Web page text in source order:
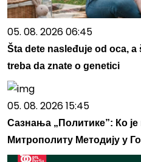
05. 08. 2026 06:45
Šta dete nasleđuje od oca, a
treba da znate o genetici
05. 08. 2026 15:45
Сазнања „Политике”: Ко је
Митрополиту Методију у